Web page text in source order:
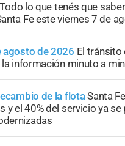
Todo lo que tenés que
Fe este viernes 7 de
agosto de 2026 El tránsito
la información minuto a
de la flotaSanta
y el 40% del servicio ya